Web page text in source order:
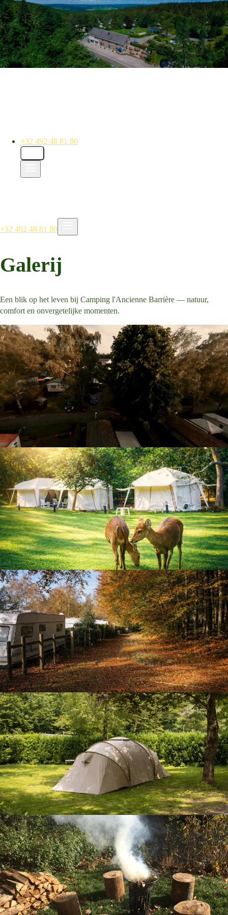
+32 492 48 81 80
+32 492 48 81 80
Galerij
Een blik op het leven bij Camping l'Ancienne Barrière — natuur,
comfort en onvergetelijke momenten.